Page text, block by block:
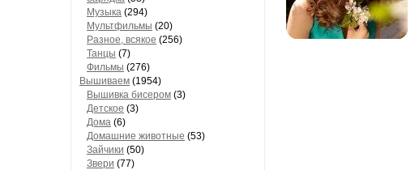
Музыка (294)
Мультфильмы (20)
Разное, всякое (256)
Танцы (7)
Фильмы (276)
Вышиваем (1954)
Вышивка бисером (3)
Детское (3)
Дома (6)
Домашние животные (53)
Зайчики (50)
Звери (77)